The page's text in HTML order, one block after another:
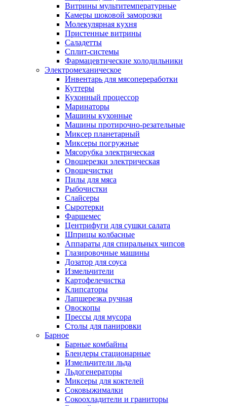
Витрины мультитемпературные
Камеры шоковой заморозки
Молекулярная кухня
Пристенные витрины
Саладетты
Сплит-системы
Фармацевтические холодильники
Электромеханическое
Инвентарь для мясопереработки
Куттеры
Кухонный процессор
Маринаторы
Машины кухонные
Машины протирочно-резательные
Миксер планетарный
Миксеры погружные
Мясорубка электрическая
Овощерезки электрическая
Овощечистки
Пилы для мяса
Рыбочистки
Слайсеры
Сыротерки
Фаршемес
Центрифуги для сушки салата
Шприцы колбасные
Аппараты для спиральных чипсов
Глазировочные машины
Дозатор для соуса
Измельчители
Картофелечистка
Клипсаторы
Лапшерезка ручная
Овоскопы
Прессы для мусора
Столы для панировки
Барное
Барные комбайны
Блендеры стационарные
Измельчители льда
Льдогенераторы
Миксеры для коктелей
Соковыжималки
Сокоохладители и граниторы